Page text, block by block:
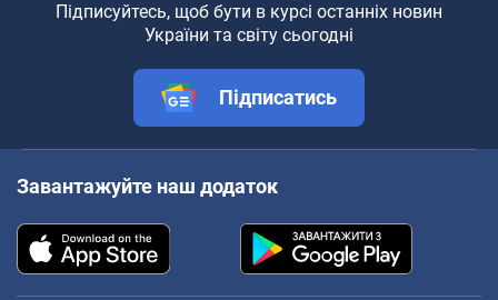
Підписуйтесь, щоб бути в курсі останніх новин
України та світу сьогодні
Підписатись
Завантажуйте наш додаток